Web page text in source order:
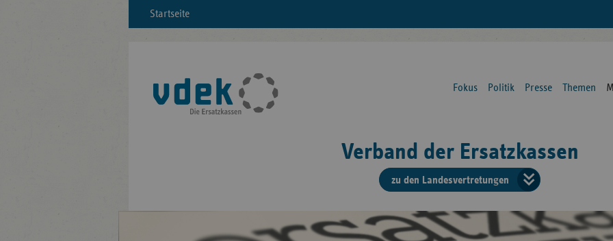
Startseite
Fokus Politik Presse Themen
Verband der Ersatzkassen
zu den Landesvertretungen
der